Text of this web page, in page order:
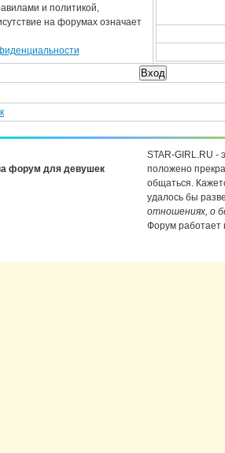
и политикой,
на форумах означает
форум для девушек
STAR-GIRL.RU -
положено
общаться.
удалось бы
отношениях, о
Форум работает